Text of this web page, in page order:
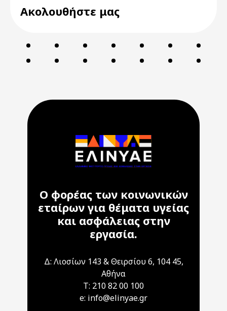
Ακολουθήστε μας
Ο φορέας των κοινωνικών
εταίρων για θέματα υγείας
και ασφάλειας στην
εργασία.
Δ: Λιοσίων 143 & Θειρσίου 6, 104 45,
Αθήνα
T: 210 82 00 100
e: info@elinyae.gr